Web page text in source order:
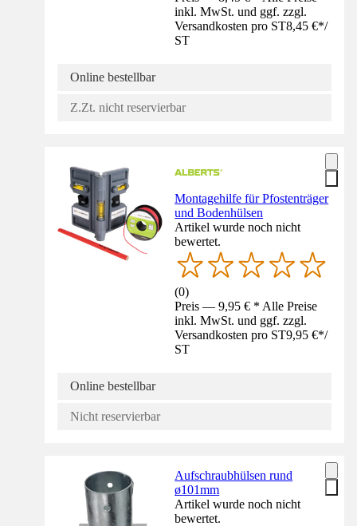
inkl. MwSt. und ggf. zzgl.
Versandkosten pro ST8,45 €*/
ST
Online bestellbar
Z.Zt. nicht reservierbar
Montagehilfe für Pfostenträger
und Bodenhülsen
Artikel wurde noch nicht
bewertet.
(0)
Preis — 9,95 € * Alle Preise
inkl. MwSt. und ggf. zzgl.
Versandkosten pro ST9,95 €*/
ST
Online bestellbar
Nicht reservierbar
Aufschraubhülsen rund
ø101mm
Artikel wurde noch nicht
bewertet.